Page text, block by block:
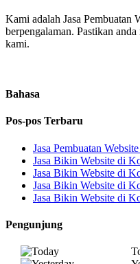
Kami adalah Jasa Pembuatan
berpengalaman. Pastikan
kami.
Bahasa
Pos-pos Terbaru
Jasa Pembuatan
Jasa Bikin Website di
Jasa Bikin Website di
Jasa Bikin Website di
Jasa Bikin Website di
Pengunjung